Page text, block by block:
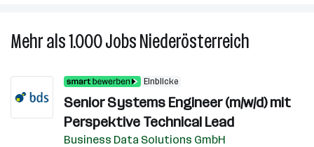
Mehr als 1.000JobsNiederösterreich
in
Einblicke
Senior Systems Engineer (m/w/d) mit
Perspektive Technical Lead
Business Data Solutions GmbH